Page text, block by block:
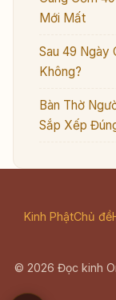
Mới Mất
Sau 49 Ngày
Không?
Bàn Thờ
Sắp Xếp
Kinh PhậtChủ đề
© 2026 Đọc kinh